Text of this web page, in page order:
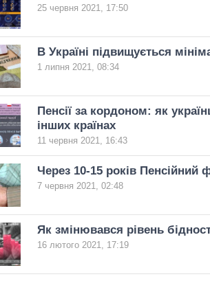
25 червня 2021, 17:50
В Україні підвищується
1 липня 2021, 08:34
Пенсії за кордоном: як
інших країнах
11 червня 2021, 16:43
Через 10-15 років Пенсійний
7 червня 2021, 02:48
Як змінювався рівень
16 лютого 2021, 17:19